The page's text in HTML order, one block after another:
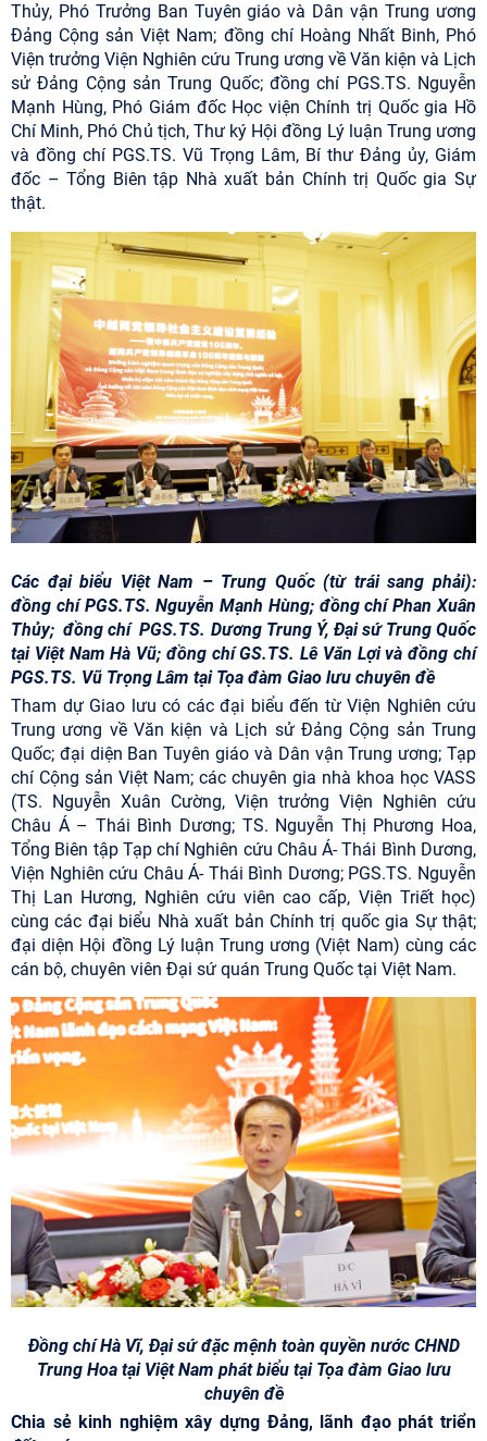
Thủy, Phó Trưởng Ban Tuyên giáo và Dân vận Trung ương
Đảng Cộng sản Việt Nam; đồng chí Hoàng Nhất Binh, Phó
Viện trưởng Viện Nghiên cứu Trung ương về Văn kiện và Lịch
sử Đảng Cộng sản Trung Quốc; đồng chí PGS.TS. Nguyễn
Mạnh Hùng, Phó Giám đốc Học viện Chính trị Quốc gia Hồ
Chí Minh, Phó Chủ tịch, Thư ký Hội đồng Lý luận Trung ương
và đồng chí PGS.TS. Vũ Trọng Lâm, Bí thư Đảng ủy, Giám
đốc – Tổng Biên tập Nhà xuất bản Chính trị Quốc gia Sự
thật.
Các đại biểu Việt Nam – Trung Quốc (từ trái sang phải):
đồng chí PGS.TS. Nguyễn Mạnh Hùng; đồng chí Phan Xuân
Thủy; đồng chí PGS.TS. Dương Trung Ý, Đại sứ Trung Quốc
tại Việt Nam Hà Vũ; đồng chí GS.TS. Lê Văn Lợi và đồng chí
PGS.TS. Vũ Trọng Lâm tại Tọa đàm Giao lưu chuyên đề
Tham dự Giao lưu có các đại biểu đến từ Viện Nghiên cứu
Trung ương về Văn kiện và Lịch sử Đảng Cộng sản Trung
Quốc; đại diện Ban Tuyên giáo và Dân vận Trung ương; Tạp
chí Cộng sản Việt Nam; các chuyên gia nhà khoa học VASS
(TS. Nguyễn Xuân Cường, Viện trưởng Viện Nghiên cứu
Châu Á – Thái Bình Dương; TS. Nguyễn Thị Phương Hoa,
Tổng Biên tập Tạp chí Nghiên cứu Châu Á- Thái Bình Dương,
Viện Nghiên cứu Châu Á- Thái Bình Dương; PGS.TS. Nguyễn
Thị Lan Hương, Nghiên cứu viên cao cấp, Viện Triết học)
cùng các đại biểu Nhà xuất bản Chính trị quốc gia Sự thật;
đại diện Hội đồng Lý luận Trung ương (Việt Nam) cùng các
cán bộ, chuyên viên Đại sứ quán Trung Quốc tại Việt Nam.
Đồng chí Hà Vĩ, Đại sứ đặc mệnh toàn quyền nước CHND
Trung Hoa tại Việt Nam phát biểu tại Tọa đàm Giao lưu
chuyên đề
Chia sẻ kinh nghiệm xây dựng Đảng, lãnh đạo phát triển